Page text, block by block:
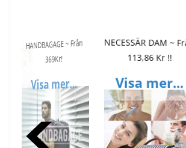
HANDBAGAGE ~ Från
369Kr!
Visa mer...
NECESSÄR DAM ~ Från
113,86 Kr !!
Visa mer...
KATT
Visa
Visa mer...
SKOLVÄSKA ~ Från
Visa mer...